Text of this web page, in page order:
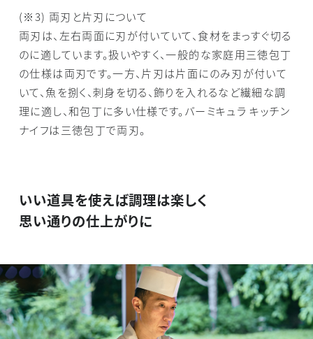
(※3) 両刃と片刃について
両刃は、左右両面に刃が付いていて、食材をまっすぐ切る
のに適しています。扱いやすく、一般的な家庭用三徳包丁
の仕様は両刃です。一方、片刃は片面にのみ刃が付いて
いて、魚を捌く、刺身を切る、飾りを入れるなど繊細な調
理に適し、和包丁に多い仕様です。バーミキュラ キッチン
ナイフは三徳包丁で両刃。
いい道具を使えば調理は楽しく
思い通りの仕上がりに